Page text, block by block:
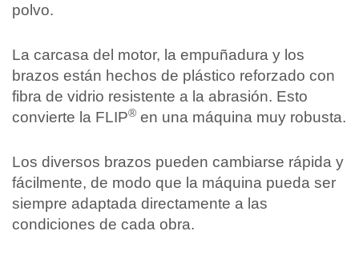
polvo.
La carcasa del motor, la empuñadura y los
brazos están hechos de plástico reforzado con
fibra de vidrio resistente a la abrasión. Esto
convierte la FLIP® en una máquina muy robusta.
Los diversos brazos pueden cambiarse rápida y
fácilmente, de modo que la máquina pueda ser
siempre adaptada directamente a las
condiciones de cada obra.